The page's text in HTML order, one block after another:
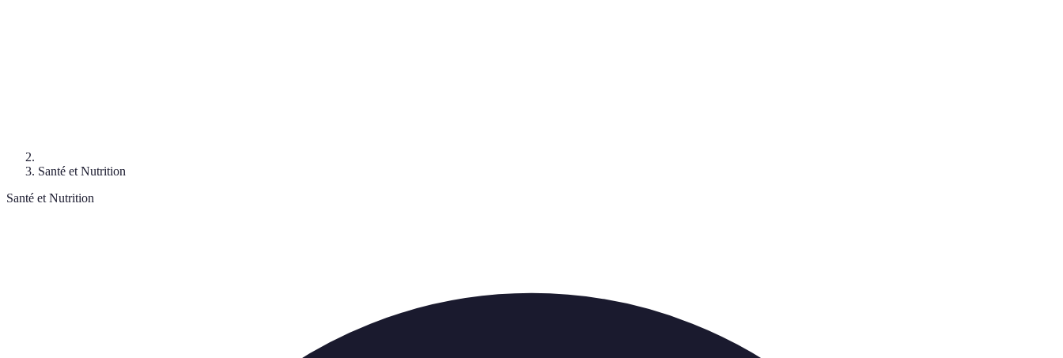
Santé et Nutrition
Santé et Nutrition